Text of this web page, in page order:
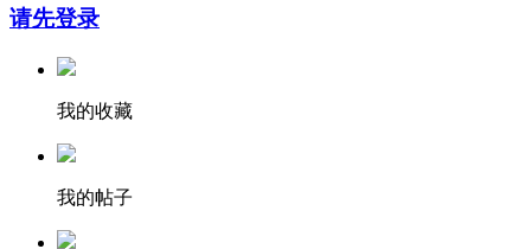
请先登录
我的收藏
我的帖子